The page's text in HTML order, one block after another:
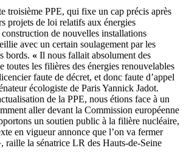
troisième PPE, qui fixe un cap précis après
projets de loi relatifs aux énergies
de nouvelles installations
avec un certain soulagement par les
bords. « Il nous fallait absolument des
toutes les filières des énergies renouvelables
faute de décret, et donc faute d’appel
écologiste de Paris Yannick Jadot.
de la PPE, nous étions face à un
aller devant la Commission européenne
un soutien public à la filière nucléaire,
en vigueur annonce que l’on va fermer
raille la sénatrice LR des Hauts-de-Seine